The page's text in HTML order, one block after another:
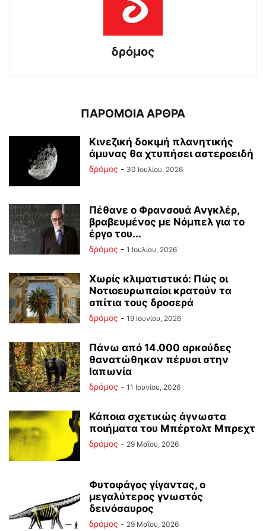
δρόμος
ΠΑΡΟΜΟΙΑ ΑΡΘΡΑ
Κινεζική δοκιμή πλανητικής
άμυνας θα χτυπήσει αστεροειδή
δρόμος - 30 Ιουλίου, 2026
Πέθανε ο Φρανσουά Ανγκλέρ,
βραβευμένος με Νόμπελ για το
έργο του...
δρόμος - 1 Ιουλίου, 2026
Χωρίς κλιματιστικό: Πώς οι
Νοτιοευρωπαίοι κρατούν τα
σπίτια τους δροσερά
δρόμος - 19 Ιουνίου, 2026
Πάνω από 14.000 αρκούδες
θανατώθηκαν πέρυσι στην
Ιαπωνία
δρόμος - 11 Ιουνίου, 2026
Κάποια σχετικώς άγνωστα
ποιήματα του Μπέρτολτ Μπρεχτ
δρόμος - 29 Μαΐου, 2026
Φυτοφάγος γίγαντας, ο
μεγαλύτερος γνωστός
δεινόσαυρος
δρόμος - 29 Μαΐου, 2026